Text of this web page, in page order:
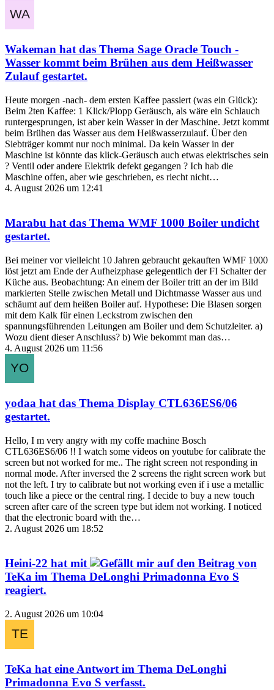
Wakeman hat das Thema Sage Oracle Touch -
Wasser kommt beim Brühen aus dem Heißwasser
Zulaufgestartet.
Heute morgen -nach- dem ersten Kaffee passiert (was ein Glück):
Beim 2ten Kaffee: 1 Klick/Plopp Geräusch, als wäre ein Schlauch
runtergesprungen, ist aber kein Wasser in der Maschine. Jetzt kommt
beim Brühen das Wasser aus dem Heißwasserzulauf. Über den
Siebträger kommt nur noch minimal. Da kein Wasser in der
Maschine ist könnte das klick-Geräusch auch etwas elektrisches sein
? Ventil oder andere Elektrik defekt gegangen ? Ich hab die
Maschine offen, aber wie geschrieben, es riecht nicht…
4. August 2026 um 12:41
Marabu hat das Thema WMF 1000 Boiler undicht
gestartet.
Bei meiner vor vielleicht 10 Jahren gebraucht gekauften WMF 1000
löst jetzt am Ende der Aufheizphase gelegentlich der FI Schalter der
Küche aus. Beobachtung: An einem der Boiler tritt an der im Bild
markierten Stelle zwischen Metall und Dichtmasse Wasser aus und
schäumt auf dem heißen Boiler auf. Hypothese: Die Blasen sorgen
mit dem Kalk für einen Leckstrom zwischen den
spannungsführenden Leitungen am Boiler und dem Schutzleiter. a)
Wozu dient dieser Anschluss? b) Wie bekommt man das…
4. August 2026 um 11:56
yodaa hat das Thema Display CTL636ES6/06
gestartet.
Hello, I m very angry with my coffe machine Bosch
CTL636ES6/06 !! I watch some videos on youtube for calibrate the
screen but not worked for me.. The right screen not responding in
normal mode. After inversed the 2 screens the right screen work but
not the left. I try to calibrate but not working even if i use a metallic
touch like a piece or the central ring. I decide to buy a new touch
screen after care of the screen type but idem not working. I noticed
that the electronic board with the…
2. August 2026 um 18:52
Heini-22 hat mit
auf den Beitrag von
TeKa im Thema DeLonghi Primadonna Evo S
reagiert.
2. August 2026 um 10:04
TeKa hat eine Antwort im Thema DeLonghi
Primadonna Evo S verfasst.